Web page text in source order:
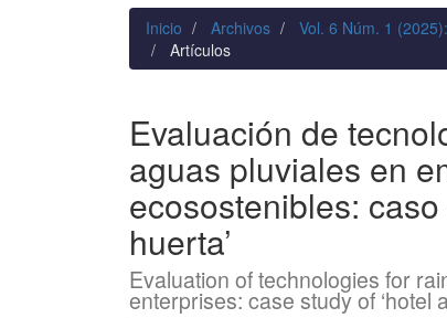
Inicio Archivos
Vol. 6 Núm. 1
Artículos
Evaluación de
aguas pluviales en
ecosostenibles:
huerta’
Evaluation of technologies for
enterprises: case study of ‘hotel